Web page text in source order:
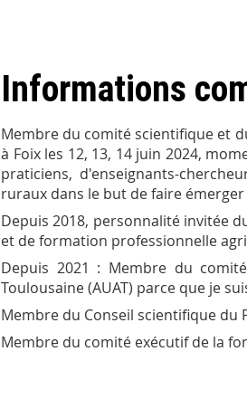
Informations
Membre du comité scientifique et
à Foix les 12, 13, 14 juin 2024,
praticiens, d'enseignants-
ruraux dans le but de faire
Depuis 2018, personnalité invitée
et de formation professionnelle
Depuis 2021 : Membre du
Toulousaine (AUAT) parce que je
Membre du Conseil scientifique du
Membre du comité exécutif de la